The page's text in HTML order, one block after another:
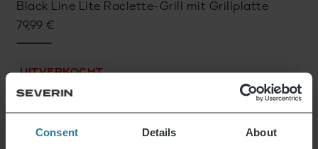
Consent Details About
Black Line Lite Raclette-Grill mit Grillplatte
79,99 €
UITVERKOCHT
Raclette Grill met anti-aanbak grillplaat